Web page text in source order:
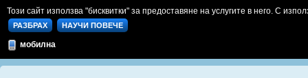
Този сайт използва "бисквитки" за предоставяне на услугите в него. С
РАЗБРАХ НАУЧИ ПОВЕЧЕ
мобилна